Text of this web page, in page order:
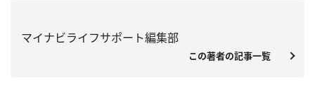
マイナビライフサポート編集部
この著者の記事一覧